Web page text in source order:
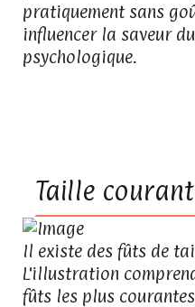
pratiquement sans
influencer la saveur
psychologique.
Taille
Il existe des fûts de
L'illustration
fûts les plus